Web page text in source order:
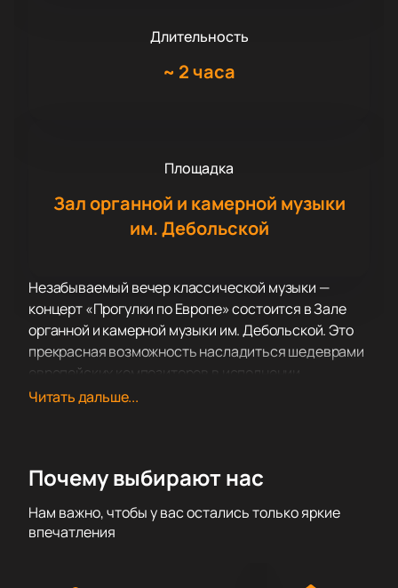
Длительность
~ 2 часа
Площадка
Зал органной и камерной музыки
им. Дебольской
Незабываемый вечер классической музыки —
концерт «Прогулки по Европе» состоится в Зале
органной и камерной музыки им. Дебольской. Это
прекрасная возможность насладиться шедеврами
европейских композиторов в исполнении
талантливых музыкантов.
Херонимо Хименес. Каждый из этих композиторов
музыки, и их произведения до сих пор вдохновляют
слушателей по всему миру.
Читать дальше...
Почему выбирают нас
Нам важно, чтобы у вас остались только яркие
впечатления